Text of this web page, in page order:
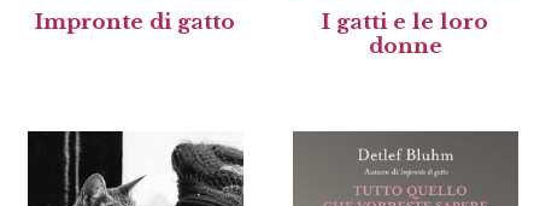
Impronte di gatto
I gatti e le loro
donne